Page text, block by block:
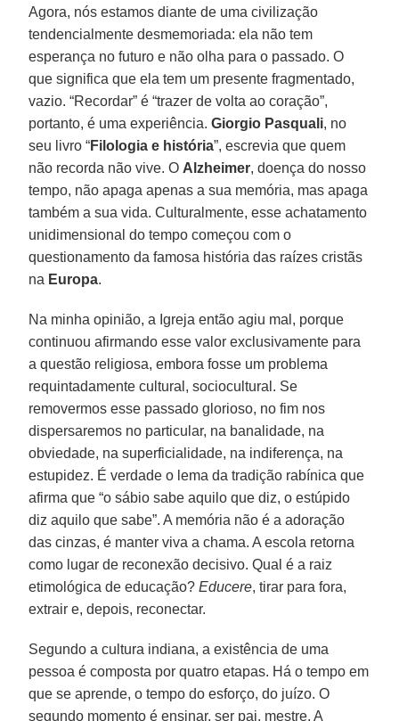
Agora, nós estamos diante de uma civilização
tendencialmente desmemoriada: ela não tem
esperança no futuro e não olha para o passado. O
que significa que ela tem um presente fragmentado,
vazio. “Recordar” é “trazer de volta ao coração”,
portanto, é uma experiência.Giorgio Pasquali, no
seu livro “Filologia e história”, escrevia que quem
não recorda não vive. O Alzheimer, doença do nosso
tempo, não apaga apenas a sua memória, mas apaga
também a sua vida. Culturalmente, esse achatamento
unidimensional do tempo começou com o
questionamento da famosa história das raízes cristãs
na Europa.
Na minha opinião, a Igreja então agiu mal, porque
continuou afirmando esse valor exclusivamente para
a questão religiosa, embora fosse um problema
requintadamente cultural, sociocultural. Se
removermos esse passado glorioso, no fim nos
dispersaremos no particular, na banalidade, na
obviedade, na superficialidade, na indiferença, na
estupidez. É verdade o lema da tradição rabínica que
afirma que “o sábio sabe aquilo que diz, o estúpido
diz aquilo que sabe”. A memória não é a adoração
das cinzas, é manter viva a chama. A escola retorna
como lugar de reconexão decisivo. Qual é a raiz
etimológica de educação?Educere, tirar para fora,
extrair e, depois, reconectar.
Segundo a cultura indiana, a existência de uma
pessoa é composta por quatro etapas. Há o tempo em
que se aprende, o tempo do esforço, do juízo. O
segundo momento é ensinar, ser pai, mestre. A